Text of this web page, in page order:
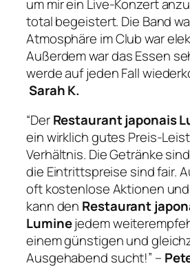
um mir ein Live-Konzert
total begeistert. Die Band
Atmosphäre im Club war
Außerdem war das Essen
werde auf jeden Fall
Sarah K.
“DerRestaurant japonais
ein wirklich gutes Preis-
Verhältnis. Die Getränke
die Eintrittspreise sind fair.
oft kostenlose Aktionen
kann den Restaurant
Luminejedem
einem günstigen und
Ausgehabend sucht!” –